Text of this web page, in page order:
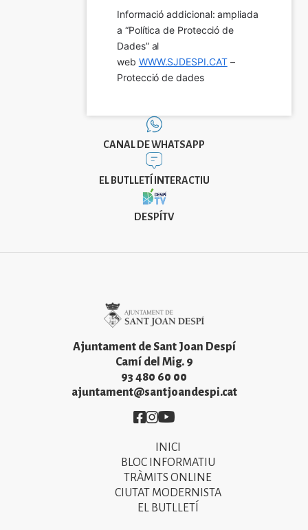
Informació addicional: ampliada
a “Política de Protecció de
Dades” al
web WWW.SJDESPI.CAT –
Protecció de dades
CANAL DE WHATSAPP
EL BUTLLETÍ INTERACTIU
DESPÍTV
Ajuntament de Sant Joan Despí
Camí del Mig. 9
93 480 60 00
ajuntament@santjoandespi.cat
Imatge
Imatge
Imatge
INICI
BLOC INFORMATIU
TRÀMITS ONLINE
CIUTAT MODERNISTA
EL BUTLLETÍ